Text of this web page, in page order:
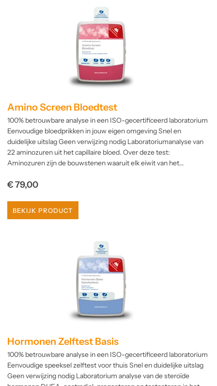
Amino Screen Bloedtest
100% betrouwbare analyse in een ISO-gecertificeerd laboratorium
Eenvoudige bloedprikken in jouw eigen omgeving Snel en
duidelijke uitslag Geen verwijzing nodig Laboratoriumanalyse van
22 aminozuren uit het capillaire bloed. Over deze test:
Aminozuren zijn de bouwstenen waaruit elk eiwit van het...
Normale
€ 79,00
BEKIJK PRODUCT
Hormonen Zelftest Basis
100% betrouwbare analyse in een ISO-gecertificeerd laboratorium
Eenvoudige speeksel zelftest voor thuis Snel en duidelijke uitslag
Geen verwijzing nodig Laboratorium analyse van de steroïde